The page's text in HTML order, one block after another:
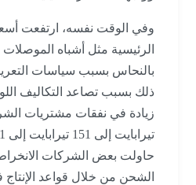
وفي الوقت نفسه، ارتفعت أسعار
الرئيسية مثل أشباه الموصلات
بالنحاس بسبب سياسات التعريفة
ذلك بسبب تصاعد التكاليف
حاولت بعض الشركات الانخراط في
الشحن من خلال قواعد الإنتاج في